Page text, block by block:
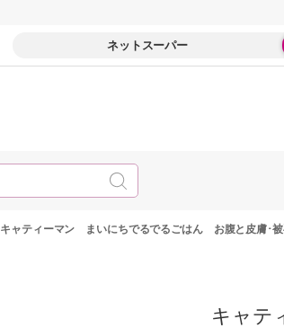
ネットスーパー
キャティーマン まいにちでるでるごはん お腹と皮膚･
キャテ